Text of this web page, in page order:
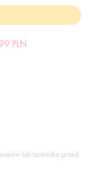
PLN
lub izotonika przed